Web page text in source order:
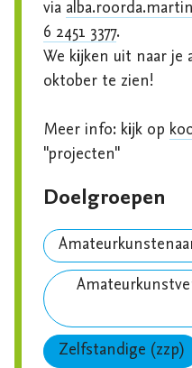
via
6 2451 3377.
We kijken uit naar je
oktober te zien!
Meer info: kijk op
''projecten''
Doelgroepen
Zelfstandige (zzp)